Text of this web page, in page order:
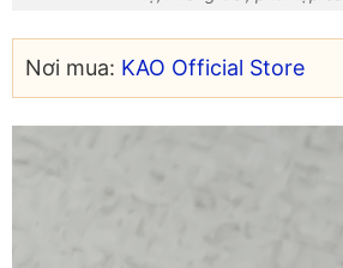
Nơi mua: KAO Official Store